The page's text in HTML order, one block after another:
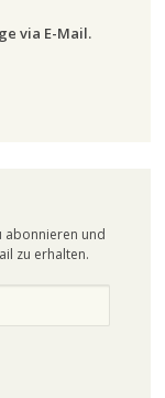
via E-Mail.
abonnieren und
zu erhalten.